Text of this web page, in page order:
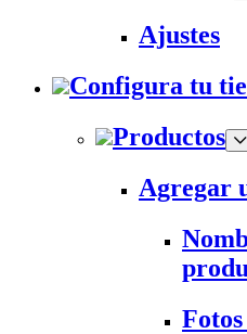
Ajustes
Configura tu
Productos
Agregar